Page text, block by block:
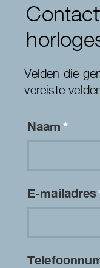
Velden die
vereiste
Naam*
E-mailadres